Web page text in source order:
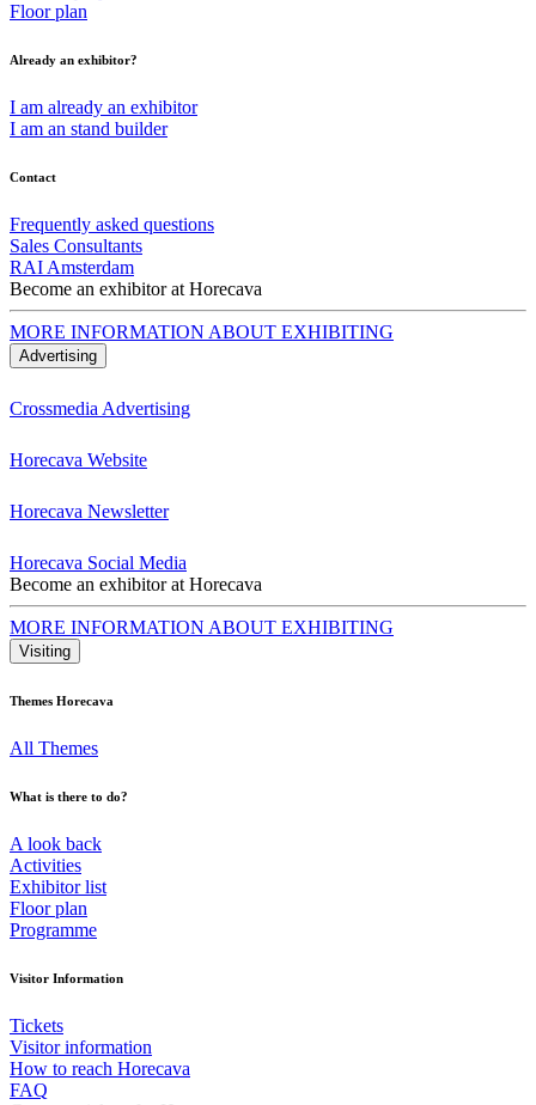
Floor plan
Already an exhibitor?
I am already an exhibitor
I am an stand builder
Contact
Frequently asked questions
Sales Consultants
RAI Amsterdam
Become an exhibitor at Horecava
MORE INFORMATION ABOUT EXHIBITING
Advertising
Crossmedia Advertising
Horecava Website
Horecava Newsletter
Horecava Social Media
Become an exhibitor at Horecava
MORE INFORMATION ABOUT EXHIBITING
Visiting
Themes Horecava
All Themes
What is there to do?
A look back
Activities
Exhibitor list
Floor plan
Programme
Visitor Information
Tickets
Visitor information
How to reach Horecava
FAQ